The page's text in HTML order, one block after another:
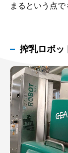
まるという点で
搾乳ロボッ